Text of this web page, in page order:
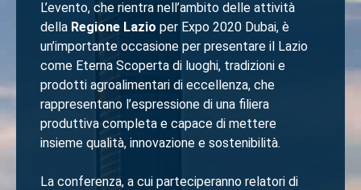
L’evento, che rientra nell’ambito delle attività
della Regione Lazio per Expo 2020 Dubai, è
un’importante occasione per presentare il Lazio
come Eterna Scoperta di luoghi, tradizioni e
prodotti agroalimentari di eccellenza, che
rappresentano l’espressione di una filiera
produttiva completa e capace di mettere
insieme qualità, innovazione e sostenibilità.
La conferenza, a cui parteciperanno relatori di